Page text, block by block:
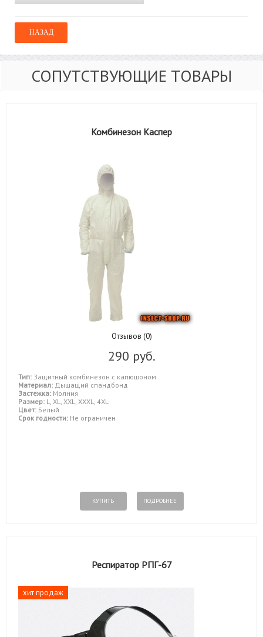
СОПУТСТВУЮЩИЕ ТОВАРЫ
Комбинезон Каспер
Отзывов (0)
290 руб.
Тип: Защитный комбинезон с капюшоном
Материал: Дышащий спандбонд
Застежка: Молния
Размер: L, XL, XXL, XXXL, 4XL
Цвет: Белый
Срок годности: Не ограничен
КУПИТЬ ПОДРОБНЕЕ
Респиратор РПГ-67
хит продаж